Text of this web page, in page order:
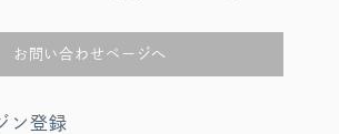
お問い合わせページへ
ン登録